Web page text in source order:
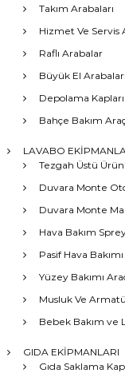
Takım Arabaları
Hizmet Ve Servis
Raflı Arabalar
Büyük El Arabaları
Depolama Kapları
Bahçe Bakım
LAVABO
Tezgah Üstü
Duvara Monte
Duvara Monte
Hava Bakım
Pasif Hava Bakımı
Yüzey Bakımı
Musluk Ve
Bebek Bakım ve
GIDA EKİPMANLARI
Gıda Saklama